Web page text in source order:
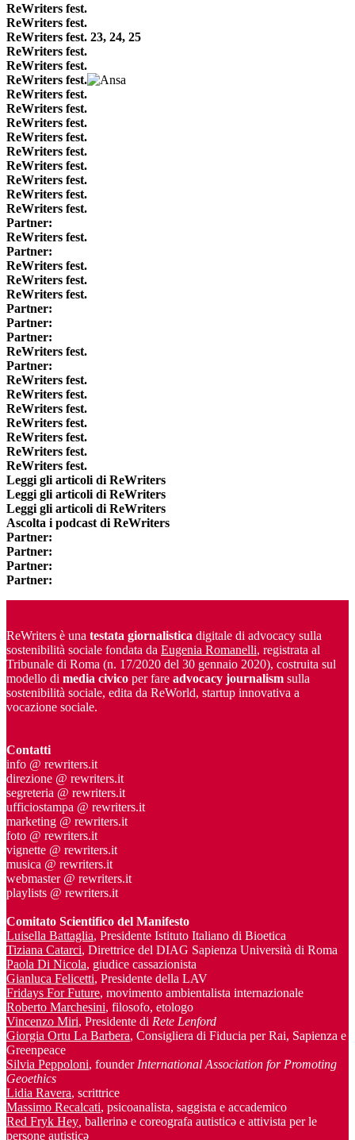
ReWriters fest.
ReWriters fest.
ReWriters fest. 23, 24, 25
ReWriters fest.
ReWriters fest.
ReWriters fest.
ReWriters fest.
ReWriters fest.
ReWriters fest.
ReWriters fest.
ReWriters fest.
ReWriters fest.
ReWriters fest.
ReWriters fest.
ReWriters fest.
Partner:
ReWriters fest.
Partner:
ReWriters fest.
ReWriters fest.
ReWriters fest.
Partner:
Partner:
Partner:
ReWriters fest.
Partner:
ReWriters fest.
ReWriters fest.
ReWriters fest.
ReWriters fest.
ReWriters fest.
ReWriters fest.
ReWriters fest.
Leggi gli articoli di ReWriters
Leggi gli articoli di ReWriters
Leggi gli articoli di ReWriters
Ascolta i podcast di ReWriters
Partner:
Partner:
Partner:
Partner:
ReWriters è una testata giornalistica digitale di advocacy sulla
sostenibilità sociale fondata da Eugenia Romanelli, registrata al
Tribunale di Roma (n. 17/2020 del 30 gennaio 2020), costruita sul
modello di media civico per fare advocacy journalism sulla
sostenibilità sociale, edita da ReWorld, startup innovativa a
vocazione sociale.
Contatti
info @ rewriters.it
direzione @ rewriters.it
segreteria @ rewriters.it
ufficiostampa @ rewriters.it
marketing @ rewriters.it
foto @ rewriters.it
vignette @ rewriters.it
musica @ rewriters.it
webmaster @ rewriters.it
playlists @ rewriters.it
Comitato Scientifico del Manifesto
Luisella Battaglia, Presidente Istituto Italiano di Bioetica
Tiziana Catarci, Direttrice del DIAG Sapienza Università di Roma
Paola Di Nicola, giudice cassazionista
Gianluca Felicetti, Presidente della LAV
Fridays For Future, movimento ambientalista internazionale
Roberto Marchesini, filosofo, etologo
Vincenzo Miri, Presidente di Rete Lenford
Giorgia Ortu La Barbera, Consigliera di Fiducia per Rai, Sapienza e
Greenpeace
Silvia Peppoloni, founder International Association for Promoting
Geoethics
Lidia Ravera, scrittrice
Massimo Recalcati, psicoanalista, saggista e accademico
Red Fryk Hey ballerinə e coreografa autisticə e attivista per le
persone autisticə